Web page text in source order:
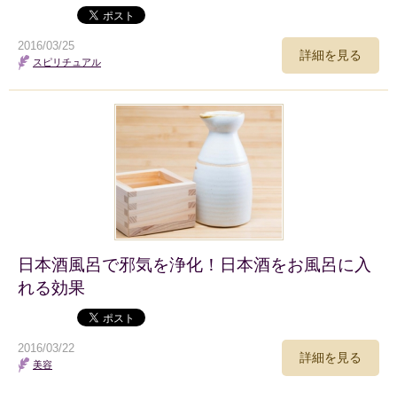
2016/03/25
スピリチュアル 詳細を見る
日本酒風呂で邪気を浄化！日本酒をお風呂に入
れる効果
2016/03/22
美容 詳細を見る